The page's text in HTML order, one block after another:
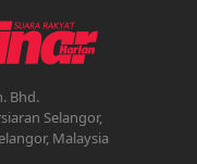
Bhd.
Selangor,
Malaysia